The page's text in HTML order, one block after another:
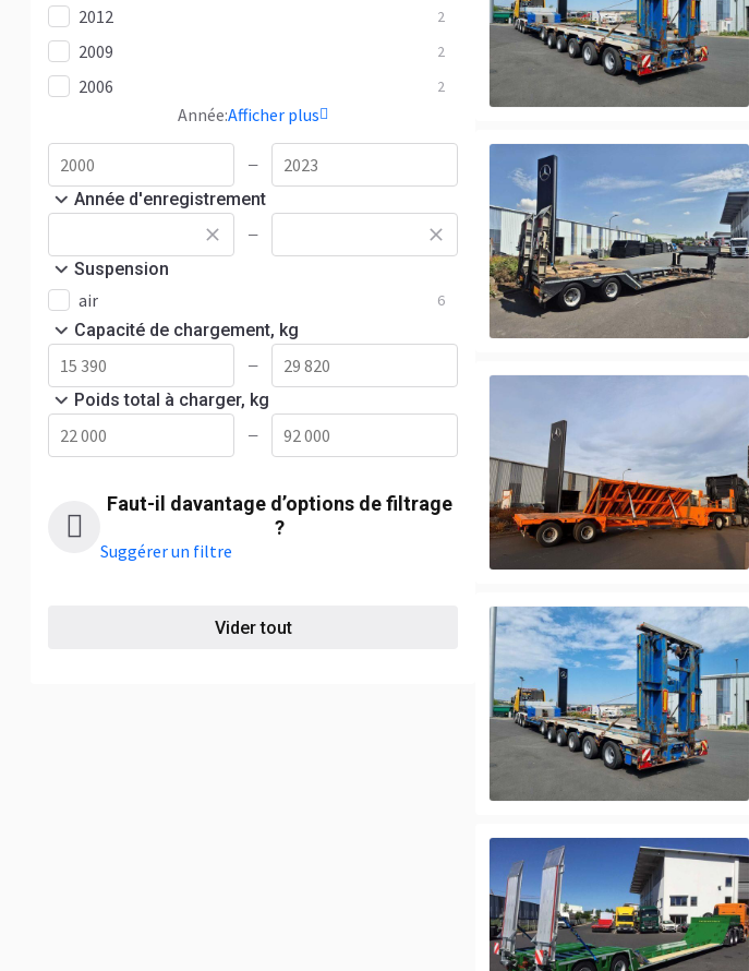
2012 2
2009 2
2006 2
Année:Afficher plus
—
Année d'enregistrement
—
Suspension
air 6
Capacité de chargement, kg
—
Poids total à charger, kg
—
Faut-il davantage d’options de filtrage
?
Suggérer un filtre
Vider tout